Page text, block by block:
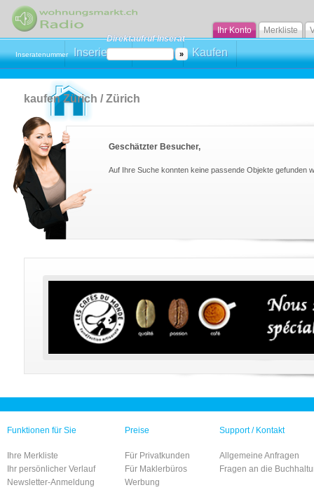
Ihr Konto Merkliste
Inserieren Mieten Kaufen
Direktaufruf Inserat
Inseratenummer
kaufen Zürich / Zürich
Geschätzter Besucher,
Auf Ihre Suche konnten keine passende Objekte gefunden
Funktionen für Sie
Ihre Merkliste
Ihr persönlicher Verlauf
Newsletter-Anmeldung
Preise
Für Privatkunden
Für Maklerbüros
Werbung
Support / Kontakt
Allgemeine Anfragen
Fragen an die